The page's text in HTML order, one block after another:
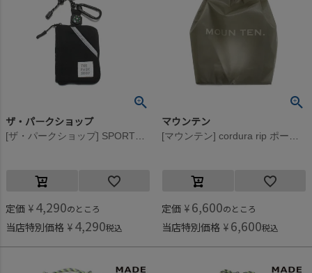
ザ・パークショップ
定価 ¥ 4,290のところ
当店特別価格 ¥ 4,290税込
マウンテン
定価 ¥ 6,600のところ
当店特別価格 ¥ 6,600税込